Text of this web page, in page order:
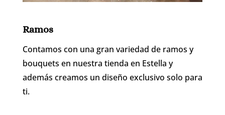
Ramos
Contamos con una gran variedad de ramos y
bouquets en nuestra tienda en Estella y
además creamos un diseño exclusivo solo para
ti.